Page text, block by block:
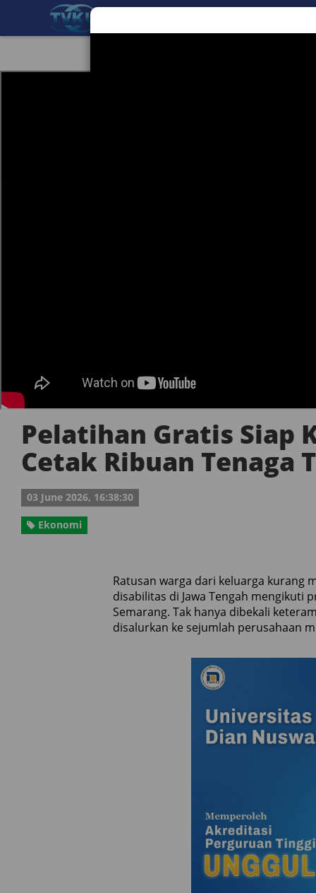
Pelatihan Gratis Siap
Cetak Ribuan Tenaga
03 June 2026, 16:38:30
Ekonomi
Ratusan warga dari keluarga kurang
disabilitas di Jawa Tengah mengikuti
Semarang. Tak hanya dibekali
disalurkan ke sejumlah perusahaan